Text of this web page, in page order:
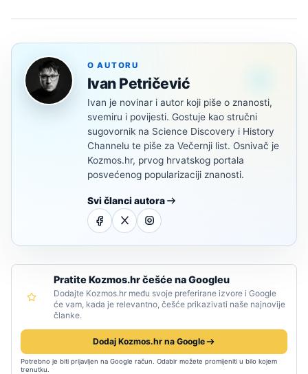
O AUTORU
Ivan Petričević
Ivan je novinar i autor koji piše o znanosti,
svemiru i povijesti. Gostuje kao stručni
sugovornik na Science Discovery i History
Channelu te piše za Večernji list. Osnivač je
Kozmos.hr, prvog hrvatskog portala
posvećenog popularizaciji znanosti.
Svi članci autora
Pratite Kozmos.hr češće na Googleu
Dodajte Kozmos.hr među svoje preferirane izvore i Google
će vam, kada je relevantno, češće prikazivati naše najnovije
članke.
Dodaj Kozmos.hr na Google
Potrebno je biti prijavljen na Google račun. Odabir možete promijeniti u bilo kojem
trenutku.